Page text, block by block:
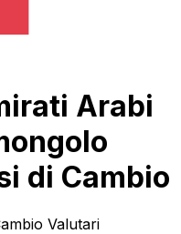
Arabi
di Cambio
Valutari